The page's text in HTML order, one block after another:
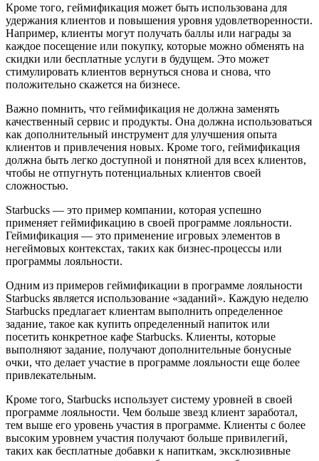
Кроме того, геймификация может быть использована для
удержания клиентов и повышения уровня удовлетворенности.
Например, клиенты могут получать баллы или награды за
каждое посещение или покупку, которые можно обменять на
скидки или бесплатные услуги в будущем. Это может
стимулировать клиентов вернуться снова и снова, что
положительно скажется на бизнесе.
Важно помнить, что геймификация не должна заменять
качественный сервис и продукты. Она должна использоваться
как дополнительный инструмент для улучшения опыта
клиентов и привлечения новых. Кроме того, геймификация
должна быть легко доступной и понятной для всех клиентов,
чтобы не отпугнуть потенциальных клиентов своей
сложностью.
Starbucks — это пример компании, которая успешно
применяет геймификацию в своей программе лояльности.
Геймификация — это применение игровых элементов в
негеймовых контекстах, таких как бизнес-процессы или
программы лояльности.
Одним из примеров геймификации в программе лояльности
Starbucks является использование «заданий». Каждую неделю
Starbucks предлагает клиентам выполнить определенное
задание, такое как купить определенный напиток или
посетить конкретное кафе Starbucks. Клиенты, которые
выполняют задание, получают дополнительные бонусные
очки, что делает участие в программе лояльности еще более
привлекательным.
Кроме того, Starbucks использует систему уровней в своей
программе лояльности. Чем больше звезд клиент заработал,
тем выше его уровень участия в программе. Клиенты с более
высоким уровнем участия получают больше привилегий,
таких как бесплатные добавки к напиткам, эксклюзивные